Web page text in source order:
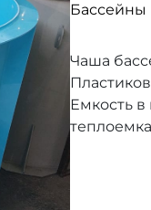
Бассейны
Чаша
Емкость в